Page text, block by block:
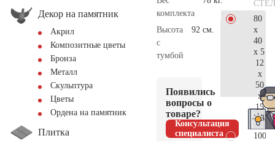
Декор на памятник
Акрил
Композитные цветы
Бронза
Металл
Скульптура
Цветы
Ордена на памятник
Плитка
комплекта
Высота
с
тумбой
92 см.
Появились
вопросы о
товаре?
Консультация
специалиста
80
x
40
x 5
12
x
50
x
15
100